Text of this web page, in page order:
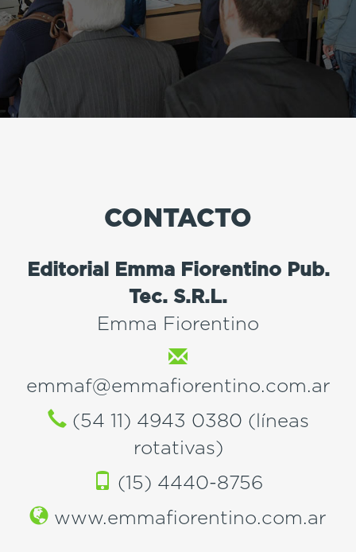
CONTACTO
Editorial Emma Fiorentino Pub.
Tec. S.R.L.
Emma Fiorentino
emmaf@emmafiorentino.com.ar
(54 11) 4943 0380 (líneas
rotativas)
(15) 4440-8756
www.emmafiorentino.com.ar